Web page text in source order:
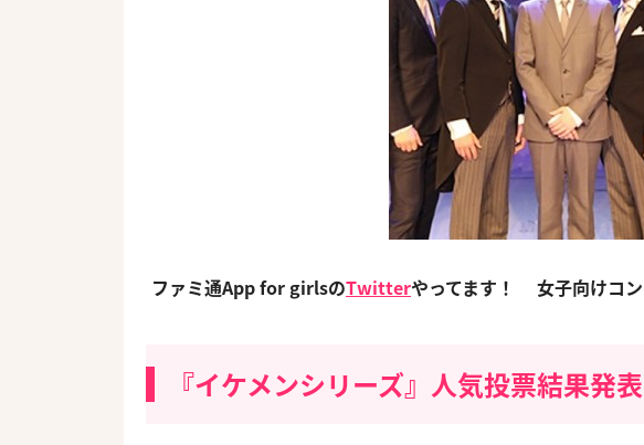
ファミ通App for girlsのTwitterやってます！ 女子向けコ
『イケメンシリーズ』人気投票結果発表